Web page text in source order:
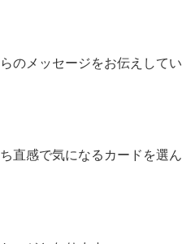
のメッセージをお伝えしてい
直感で気になるカードを選ん